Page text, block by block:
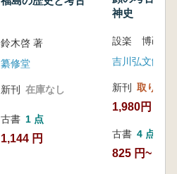
鈴木啓 著
纂修堂
新刊 在庫なし
古書 1 点
1,144 円
神史
設楽 博己 著
吉川弘文館
新刊 取り寄せ
1,980円
古書 4 点
825 円~